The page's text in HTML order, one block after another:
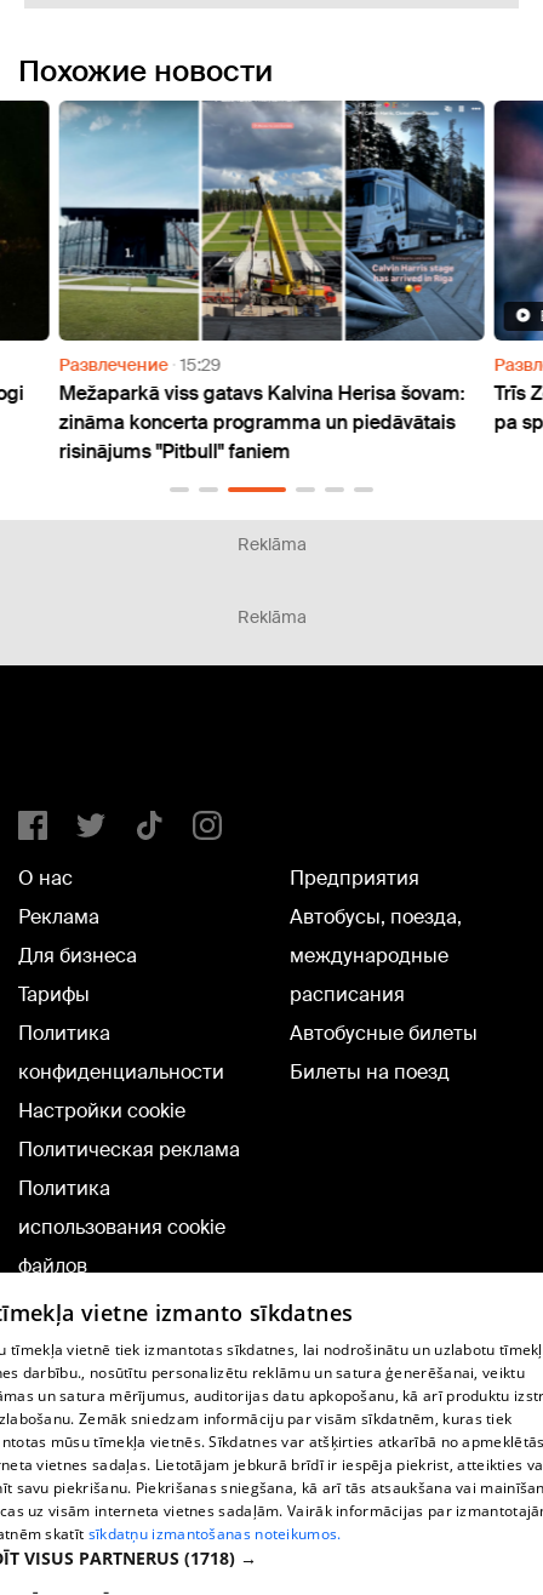
Похожие новости
Развлечение 15:29
Mežaparkā viss gatavs Kalvina Herisa šovam:
zināma koncerta programma un piedāvātais
risinājums "Pitbull" faniem
Trīs
pa
Reklāma
Reklāma
О нас
Реклама
Для бизнеса
Тарифы
Политика
конфиденциальности
Настройки cookie
Политическая реклама
Политика
использования cookie
файлов
Добавление
комментариев
Предприятия
Автобусы, поезда,
международные
расписания
Автобусные билеты
Билеты на поезд
TВ-программа
Условия договора
360 Ziņu kontakti
Helio Media
Служба помощи портала: э-почта -
vietne izmanto sīkdatnes
tīmekļa vietnē tiek izmantotas sīkdatnes, lai nodrošinātu un uzlabotu
darbību., nosūtītu personalizētu reklāmu un satura ģenerēšanai, veiktu
un satura mērījumus, auditorijas datu apkopošanu, kā arī produktu
Zemāk sniedzam informāciju par visām sīkdatnēm, kuras tiek
mūsu tīmekļa vietnēs. Sīkdatnes var atšķirties atkarībā no
vietnes sadaļas. Lietotājam jebkurā brīdī ir iespēja piekrist, atteikties
savu piekrišanu. Piekrišanas sniegšana, kā arī tās atsaukšana vai
uz visām interneta vietnes sadaļām. Vairāk informācijas par
skatīt sīkdatņu izmantošanas noteikumos.
VISUS PARTNERUS (1718) →